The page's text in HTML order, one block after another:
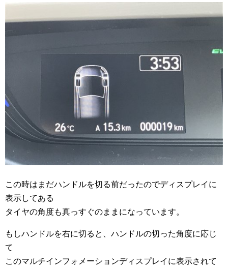
この時はまだハンドルを切る前だったのでディスプレイに
表示してある
タイヤの角度も真っすぐのままになっています。
もしハンドルを右に切ると、ハンドルの切った角度に応じ
て
このマルチインフォメーションディスプレイに表示されて